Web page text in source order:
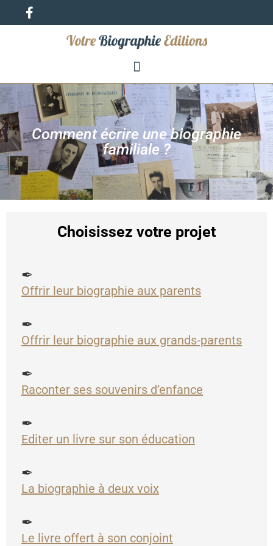
Comment écrire une biographie
familiale ?
Choisissez votre projet
✒
Offrir leur biographie aux parents
✒
Offrir leur biographie aux grands-parents
✒
Raconter ses souvenirs d’enfance
✒
Editer un livre sur son éducation
✒
La biographie à deux voix
✒
Le livre offert à son conjoint